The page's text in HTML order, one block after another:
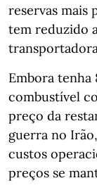
reservas mais
tem reduzido
Embora tenha
combustível
preço da
guerra no
custos
preços se